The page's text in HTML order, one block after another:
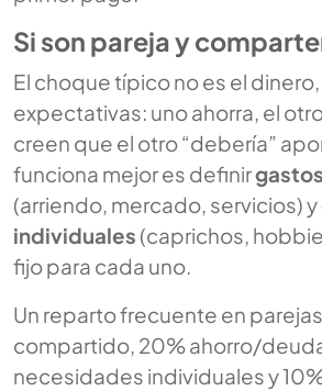
Si son pareja y
El choque típico no es el dinero,
expectativas: uno ahorra, el
creen que el otro “debería”
funciona mejor es definir
(arriendo, mercado, servicios) y
individuales (caprichos,
fijo para cada uno.
Un reparto frecuente en
compartido, 20% ahorro/
necesidades individuales y